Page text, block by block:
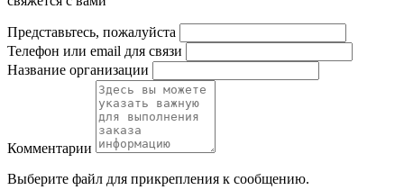
Представьтесь, пожалуйста
Телефон или email для связи
Название организации
Комментарии
Выберите файл для прикрепления к сообщению.